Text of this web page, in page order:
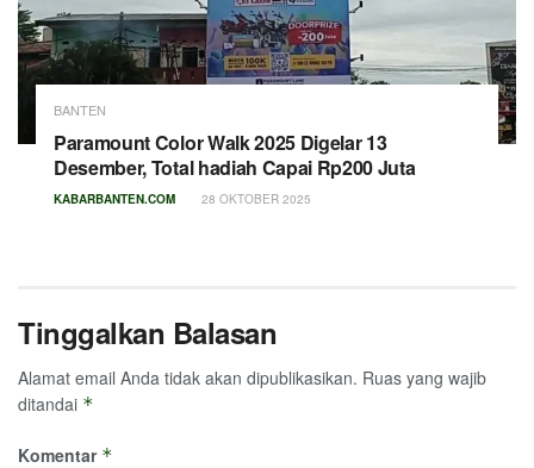
BANTEN
Paramount Color Walk 2025 Digelar 13
Desember, Total hadiah Capai Rp200 Juta
KABARBANTEN.COM 28 OKTOBER 2025
Tinggalkan Balasan
Alamat email Anda tidak akan dipublikasikan. Ruas yang wajib
ditandai *
Komentar *